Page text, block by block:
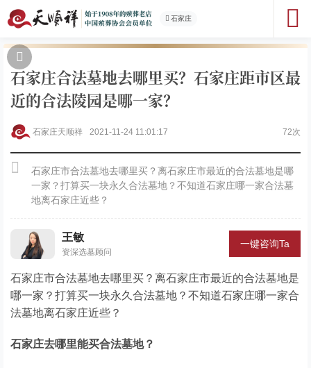
石家庄
石家庄合法墓地去哪里买？石家庄距市区最
近的合法陵园是哪一家？
石家庄天顺祥 2021-11-24 11:01:17 72次
石家庄市合法墓地去哪里买？离石家庄市最近的合法墓地是哪
一家？打算买一块永久合法墓地？不知道石家庄哪一家合法墓
地离石家庄近些？
王敏
资深选墓顾问
一键咨询Ta
石家庄市合法墓地去哪里买？离石家庄市最近的合法墓地是
哪一家？打算买一块永久合法墓地？不知道石家庄哪一家合
法墓地离石家庄近些？
石家庄去哪里能买合法墓地？